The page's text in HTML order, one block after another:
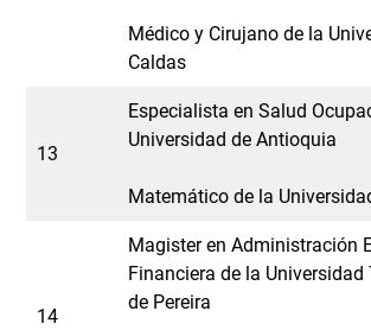
Médico y Cirujano de la
Caldas
13
Especialista en Salud
Universidad de Antioquia
Matemático de la
14
Magister en Administración
Financiera de la Universidad
de Pereira